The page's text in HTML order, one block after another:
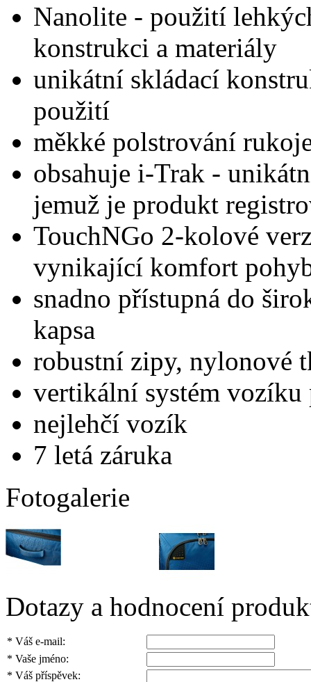
Nanolite - použití
konstrukci a materiály
unikátní skládací
použití
měkké polstrování
obsahuje i-Trak -
jemuž je produkt
TouchNGo 2-kolové
vynikající komfort
snadno přístupná do
kapsa
robustní zipy, nylonové
vertikální systém
nejlehčí vozík
7 letá záruka
Fotogalerie
Dotazy a hodnocení
* Váš e-mail:
* Vaše jméno:
* Váš příspěvek: